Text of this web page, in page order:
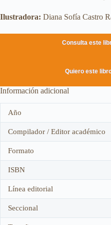
Ilustradora: Diana Sofía Castro
Consulta este
Quiero este
Información adicional
Año
Compilador / Editor académico
Formato
ISBN
Línea editorial
Seccional